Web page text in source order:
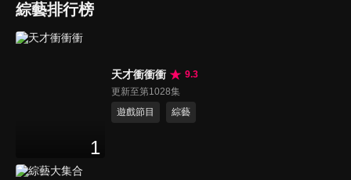
綜藝排行榜
1
天才衝衝衝
9.3
更新至第1028集
遊戲節目
綜藝